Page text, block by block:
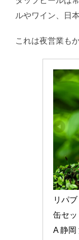
ルやワイン、日
これは夜営業も
リパ
缶セ
A 静岡